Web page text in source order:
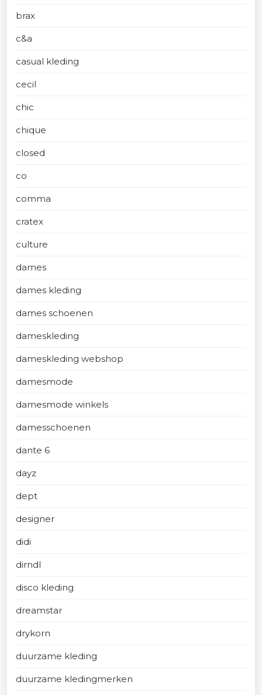
brax
c&a
casual kleding
cecil
chic
chique
closed
co
comma
cratex
culture
dames
dames kleding
dames schoenen
dameskleding
dameskleding webshop
damesmode
damesmode winkels
damesschoenen
dante 6
dayz
dept
designer
didi
dirndl
disco kleding
dreamstar
drykorn
duurzame kleding
duurzame kledingmerken